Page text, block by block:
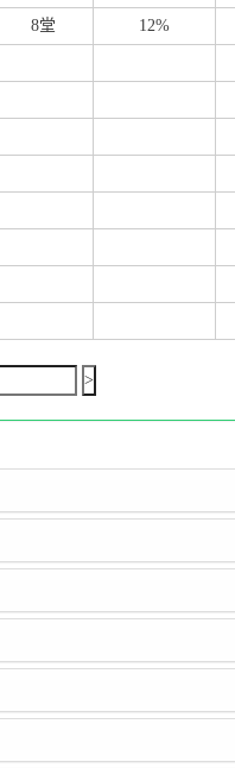
8堂 12%